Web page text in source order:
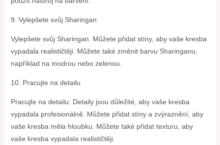
9. Vylepšete svůj Sharingan
Vylepšete svůj Sharingan. Můžete přidat stíny, aby vaše kresba
vypadala realističtěji. Můžete také změnit barvu Sharinganu,
například na modrou nebo zelenou.
10. Pracujte na detailu
Pracujte na detailu. Detaily jsou důležité, aby vaše kresba
vypadala profesionálně. Můžete přidat stíny a zvýraznění, aby
vaše kresba měla hloubku. Můžete také přidat texturu, aby
vaše kresba vypadala realističtěji.